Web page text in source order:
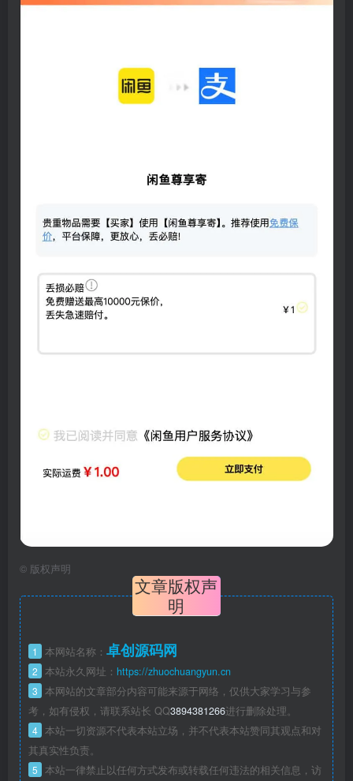
© 版权声明
文章版权声
明
1 本网站名称： 卓创源码网
2 本站永久网址： https://zhuochuangyun.cn
3 本网站的文章部分内容可能来源于网络，仅供大家学习与参
考，如有侵权，请联系站长 QQ3894381266进行删除处理。
4 本站一切资源不代表本站立场，并不代表本站赞同其观点和对
其真实性负责。
5 本站一律禁止以任何方式发布或转载任何违法的相关信息，访